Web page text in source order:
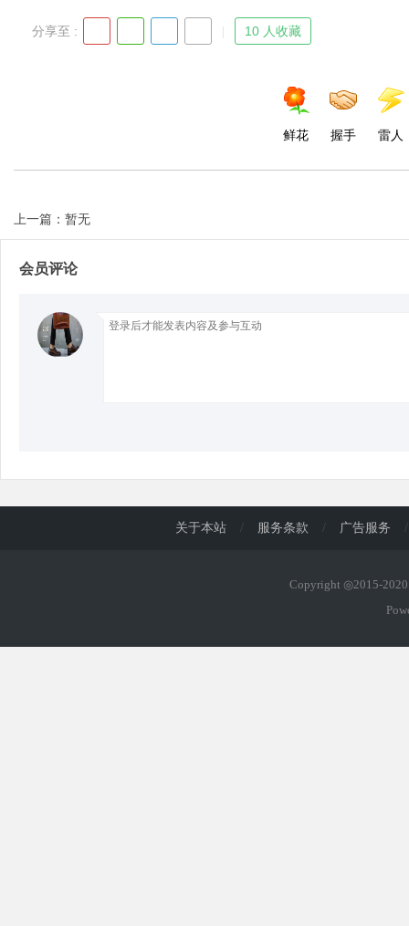
d
分享至 : 10 人收藏
鲜花 握手 雷人
上一篇：暂无
会员评论
关于本站 / 服务条款 / 广告服务 /
Copyright ◎2015-